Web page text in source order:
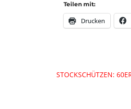
Teilen mit:
Drucken
STOCKSCHÜTZEN: